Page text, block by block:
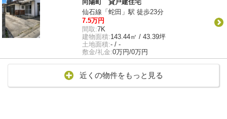
向陽町 貸戸建住宅
仙石線「蛇田」駅 徒歩23分
7.5万円
間取:7K
建物面積:143.44㎡ / 43.39坪
土地面積:- / -
敷金/礼金:0万円/0万円
近くの物件をもっと見る